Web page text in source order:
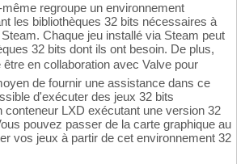
regroupe un environnement
les bibliothèques 32 bits nécessaires à
Chaque jeu installé via Steam peut
32 bits dont ils ont besoin. De plus,
être en collaboration avec Valve pour
de fournir une assistance dans ce
d'exécuter des jeux 32 bits
conteneur LXD exécutant une version 32
pouvez passer de la carte graphique au
vos jeux à partir de cet environnement 32